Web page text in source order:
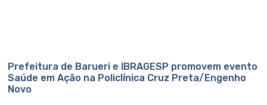
Prefeitura de Barueri e IBRAGESP promovem evento
Saúde em Ação na Policlínica Cruz Preta/Engenho
Novo